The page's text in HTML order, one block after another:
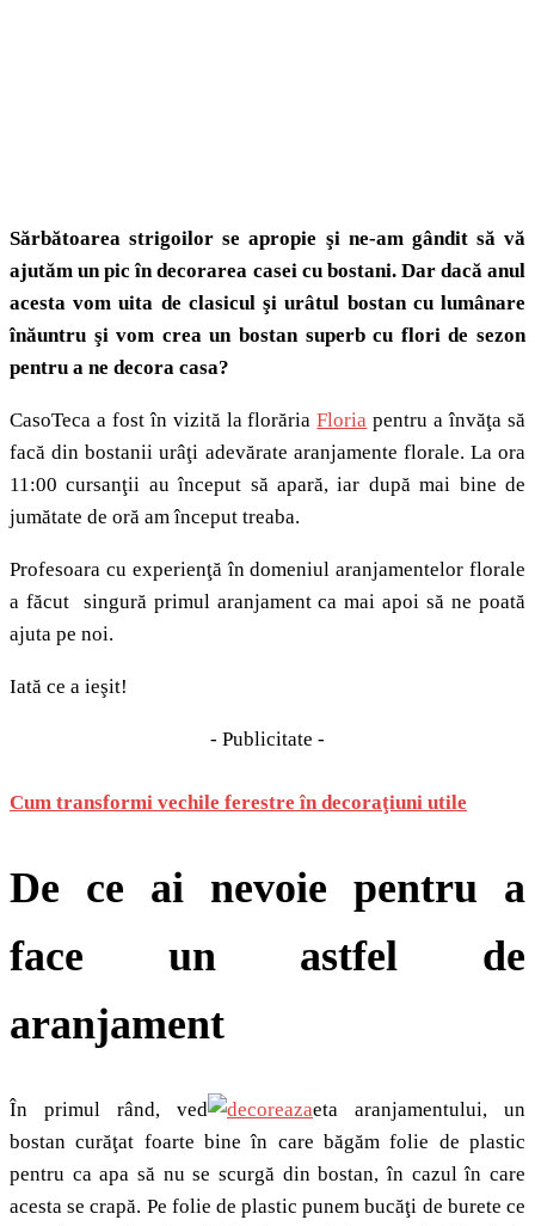
Sărbătoarea strigoilor se apropie şi ne-am gândit să vă
ajutăm un pic în decorarea casei cu bostani. Dar dacă anul
acesta vom uita de clasicul şi urâtul bostan cu lumânare
înăuntru şi vom crea un bostan superb cu flori de sezon
pentru a ne decora casa?
CasoTeca a fost în vizită la florăriaFloria pentru a învăţa să
facă din bostanii urâţi adevărate aranjamente florale. La ora
11:00 cursanţii au început să apară, iar după mai bine de
jumătate de oră am început treaba.
Profesoara cu experienţă în domeniul aranjamentelor florale
a făcut singură primul aranjament ca mai apoi să ne poată
ajuta pe noi.
Iată ce a ieşit!
- Publicitate -
Cum transformi vechile ferestre în decoraţiuni utile
De ce ai nevoie pentru a
face un astfel de
aranjament
În primul rând, ved
eta aranjamentului, un
bostan curăţat foarte bine în care băgăm folie de plastic
pentru ca apa să nu se scurgă din bostan, în cazul în care
acesta se crapă. Pe folie de plastic punem bucăţi de burete ce